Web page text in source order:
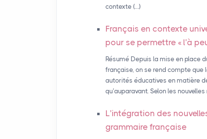
contexte (…)
Français en contexte
pour se permettre « l’à
Résumé Depuis la mise en place
française, on se rend compte
autorités éducatives en matière
qu’auparavant. Selon les
L’intégration des
grammaire française